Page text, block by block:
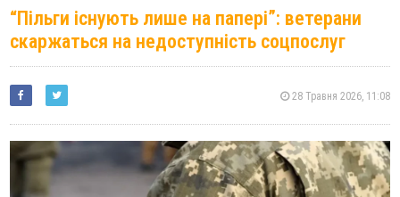
“Пільги існують лише на папері”: ветерани
скаржаться на недоступність соцпослуг
28 Травня 2026, 11:08